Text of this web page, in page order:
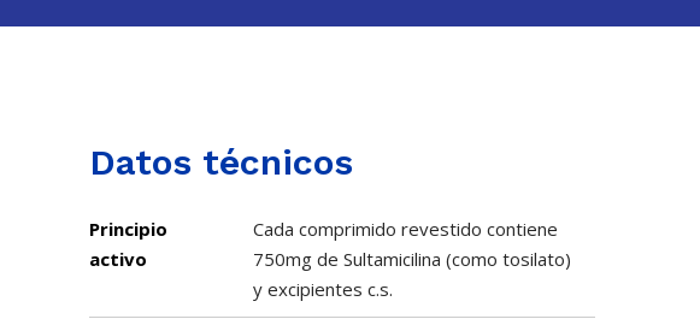
Datos técnicos
Principio
activo
Cada comprimido revestido contiene
750mg de Sultamicilina (como tosilato)
y excipientes c.s.